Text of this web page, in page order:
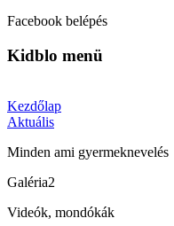
Facebook belépés
Kidblo menü
Kezdőlap
Aktuális
Minden ami gyermeknevelés
Galéria2
Videók, mondókák